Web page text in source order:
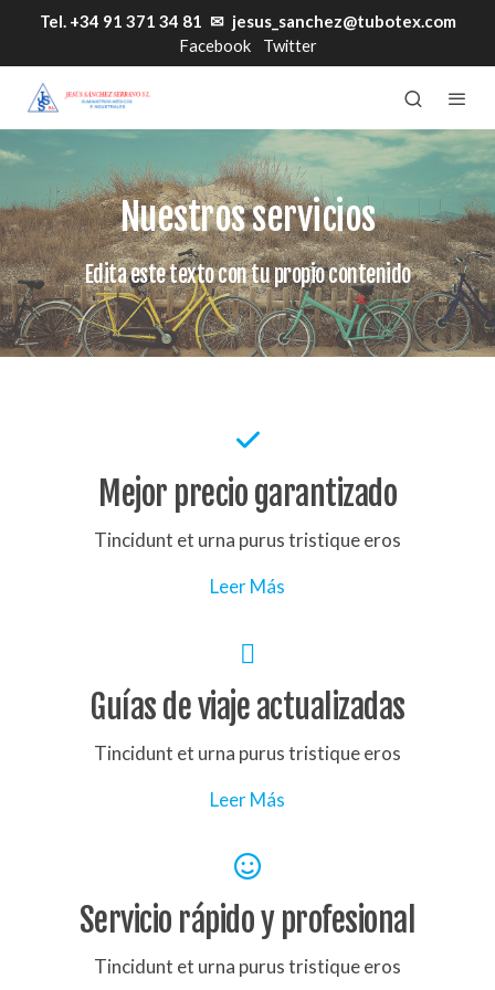
Tel. +34 91 371 34 81 ✉ jesus_sanchez@tubotex.com
Facebook
Twitter
Nuestros servicios
Edita este texto con tu propio contenido
Mejor precio garantizado
Tincidunt et urna purus tristique eros
Leer Más
Guías de viaje actualizadas
Tincidunt et urna purus tristique eros
Leer Más
Servicio rápido y profesional
Tincidunt et urna purus tristique eros